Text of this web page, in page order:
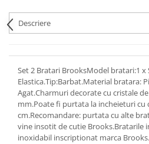
Descriere
Set 2 Bratari BrooksModel bratari:1 x
Elastica.Tip:Barbat.Material bratara:
Agat.Charmuri decorate cu cristale
mm.Poate fi purtata la incheieturi cu
cm.Recomandare: purtata cu alte
vine insotit de cutie Brooks.Bratarile
inoxidabil inscriptionat marca